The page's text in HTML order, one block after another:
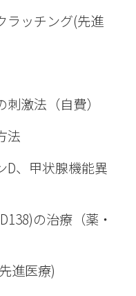
ラッチング(先進
激法（自費）
法
D、甲状腺機能異
の治療（薬・
進医療)